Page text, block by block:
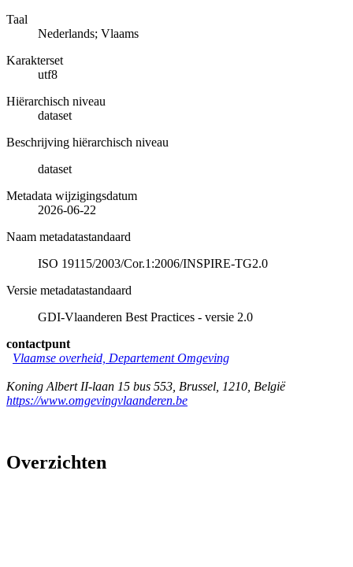
Taal
Nederlands; Vlaams
Karakterset
utf8
Hiërarchisch niveau
dataset
Beschrijving hiërarchisch niveau
dataset
Metadata wijzigingsdatum
2026-06-22
Naam metadatastandaard
ISO 19115/2003/Cor.1:2006/INSPIRE-TG2.0
Versie metadatastandaard
GDI-Vlaanderen Best Practices - versie 2.0
contactpunt
Vlaamse overheid, Departement Omgeving
Koning Albert II-laan 15 bus 553 Brussel 1210 België
https://www.omgevingvlaanderen.be
Overzichten